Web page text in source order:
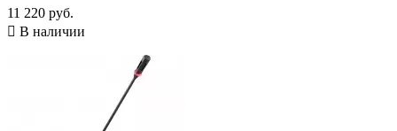
11 220 руб.
 В наличии